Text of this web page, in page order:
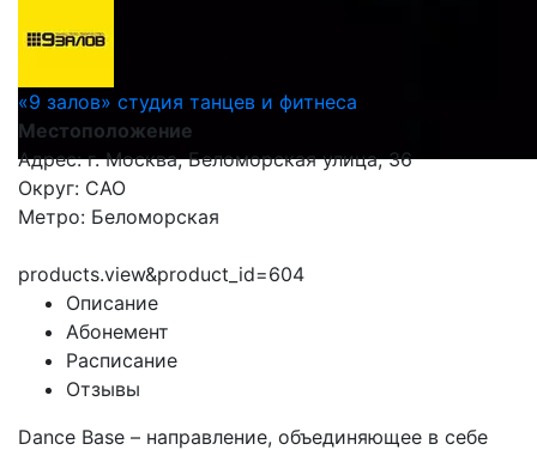
«9 залов» студия танцев и фитнеса
Местоположение
Адрес: г. Москва, Беломорская улица, 36
Округ: САО
Метро: Беломорская
products.view&product_id=604
Описание
Абонемент
Расписание
Отзывы
Dance Base – направление, объединяющее в себе